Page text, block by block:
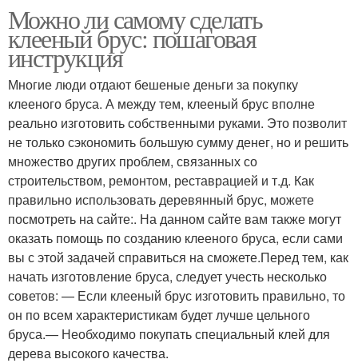
Можно ли самому сделать
клееный брус: пошаговая
инструкция
Многие люди отдают бешеные деньги за покупку
клееного бруса. А между тем, клееный брус вполне
реально изготовить собственными руками. Это позволит
не только сэкономить большую сумму денег, но и решить
множество других проблем, связанных со
строительством, ремонтом, реставрацией и т.д. Как
правильно использовать деревянный брус, можете
посмотреть на сайте:. На данном сайте вам также могут
оказать помощь по созданию клееного бруса, если сами
вы с этой задачей справиться на сможете.Перед тем, как
начать изготовление бруса, следует учесть несколько
советов: — Если клееный брус изготовить правильно, то
он по всем характеристикам будет лучше цельного
бруса.— Необходимо покупать специальный клей для
дерева высокого качества.